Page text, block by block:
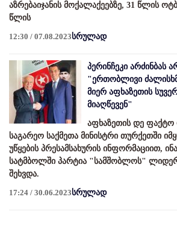
აზრებაიჯანის მოქალაქეებზე, 31 წლის
წლის
12:30 / 07.08.2023სრულად
პერინჩეკი არძინბას
"ერთობლივი
მიერ აფხაზეთის
მიაღწევენ"
აფხაზეთის დე ფაქტო
საგარეო საქმეთა მინისტრი თურქეთში
უწყების პრესამსახურის ინფორმაციით,
სატმბოლში პარტია "სამშობლოს"
შეხვდა.
17:24 / 30.06.2023სრულად